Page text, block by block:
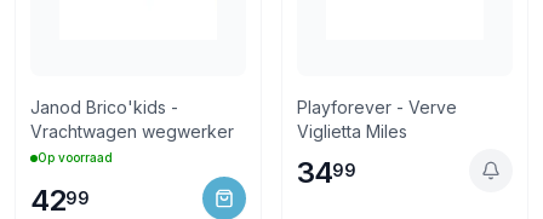
Janod Brico'kids -
Vrachtwagen wegwerker
Op voorraad
4299
Playforever - Verve
Viglietta Miles
3499